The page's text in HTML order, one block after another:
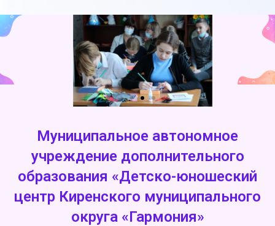
Муниципальное автономное
учреждение дополнительного
образования «Детско-юношеский
центр Киренского муниципального
округа «Гармония»